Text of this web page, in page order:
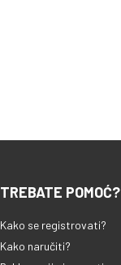
TREBATE POMOĆ?
Kako se registrovati?
Kako naručiti?